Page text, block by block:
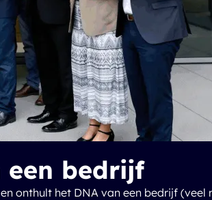
een bedrijf
onthult het DNA van een bedrijf (veel